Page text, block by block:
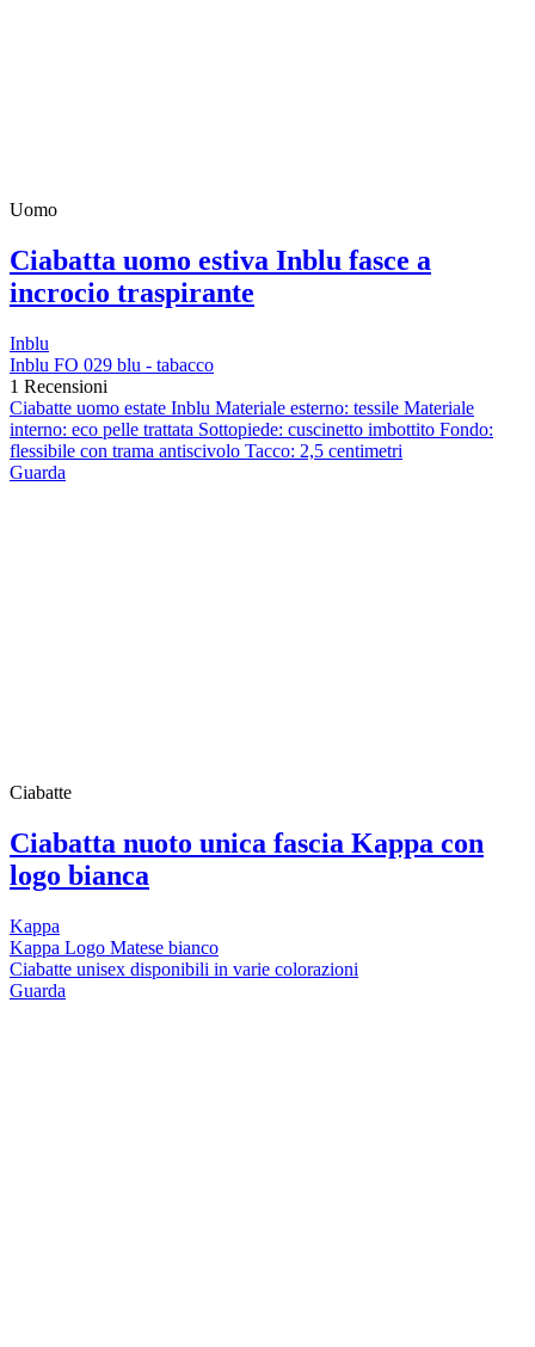
Uomo
Ciabatta uomo estiva Inblu fasce a
incrocio traspirante
Inblu
Inblu FO 029 blu - tabacco
1 Recensioni
Ciabatte uomo estate Inblu Materiale esterno: tessile Materiale
interno: eco pelle trattata Sottopiede: cuscinetto imbottito Fondo:
flessibile con trama antiscivolo Tacco: 2,5 centimetri
Guarda
Ciabatte
Ciabatta nuoto unica fascia Kappa con
logo bianca
Kappa
Kappa Logo Matese bianco
Ciabatte unisex disponibili in varie colorazioni
Guarda